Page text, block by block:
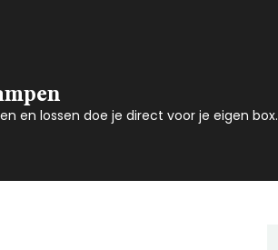
en lossen doe je direct voor je eigen box.